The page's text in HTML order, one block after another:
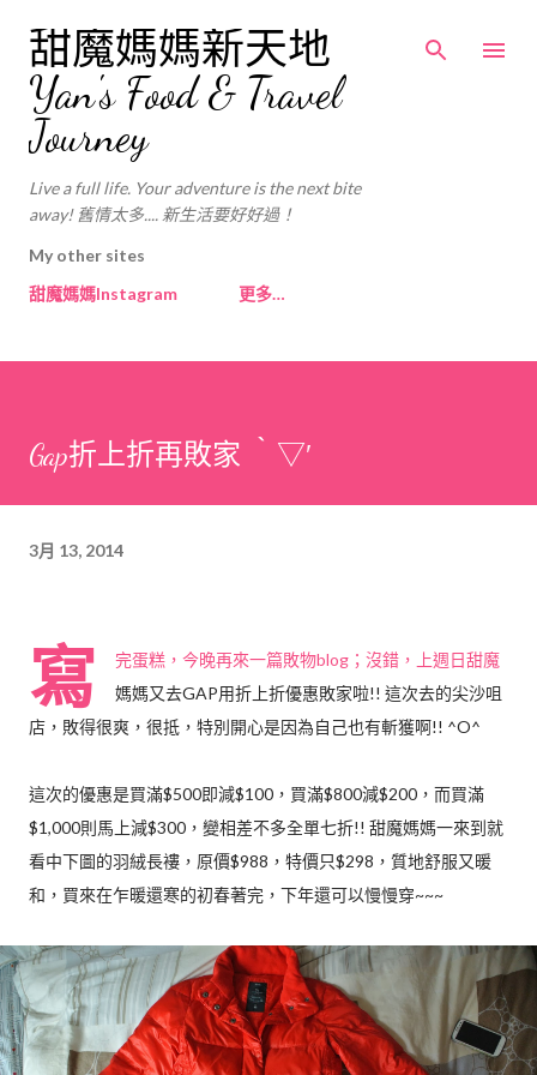
跳至主要內容
甜魔媽媽新天地
Yan's Food & Travel
Journey
Live a full life. Your adventure is the next bite
away! 舊情太多.... 新生活要好好過！
My other sites
甜魔媽媽Instagram
更多…
Gap折上折再敗家 ‵▽′
3月 13, 2014
寫
完蛋糕，今晚再來一篇敗物blog；沒錯，上週日甜魔
媽媽又去GAP用折上折優惠敗家啦!! 這次去的尖沙咀
店，敗得很爽，很抵，特別開心是因為自己也有斬獲啊!! ^O^
這次的優惠是買滿$500即減$100，買滿$800減$200，而買滿
$1,000則馬上減$300，變相差不多全單七折!! 甜魔媽媽一來到就
看中下圖的羽絨長褸，原價$988，特價只$298，質地舒服又暖
和，買來在乍暖還寒的初春著完，下年還可以慢慢穿~~~